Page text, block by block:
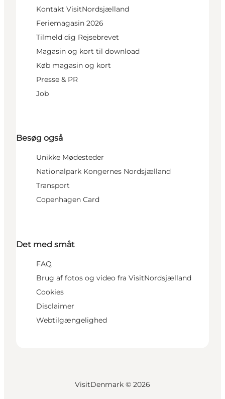
Kontakt VisitNordsjælland
Feriemagasin 2026
Tilmeld dig Rejsebrevet
Magasin og kort til download
Køb magasin og kort
Presse & PR
Job
Besøg også
Unikke Mødesteder
Nationalpark Kongernes Nordsjælland
Transport
Copenhagen Card
Det med småt
FAQ
Brug af fotos og video fra VisitNordsjælland
Cookies
Disclaimer
Webtilgængelighed
VisitDenmark © 2026